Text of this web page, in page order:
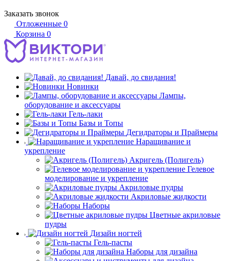
Заказать звонок
Отложенные 0
Корзина 0
Давай, до свидания!
Новинки
Лампы,
оборудование и аксессуары
Гель-лаки
Базы и Топы
Дегидраторы и Праймеры
Наращивание и
укрепление
Акригель (Полигель)
Гелевое
моделирование и укрепление
Акриловые пудры
Акриловые жидкости
Наборы
Цветные акриловые
пудры
Дизайн ногтей
Гель-пасты
Наборы для дизайна